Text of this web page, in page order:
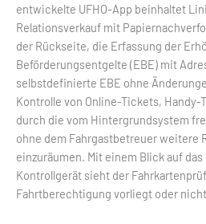
entwickelte UFHO-App beinhaltet
Relationsverkauf mit
der Rückseite, die Erfassung der
Beförderungsentgelte (EBE) mit
selbstdefinierte EBE ohne
Kontrolle von Online-Tickets,
durch die vom Hintergrundsystem
ohne dem Fahrgastbetreuer weitere
einzuräumen. Mit einem Blick auf
Kontrollgerät sieht der
Fahrtberechtigung vorliegt oder